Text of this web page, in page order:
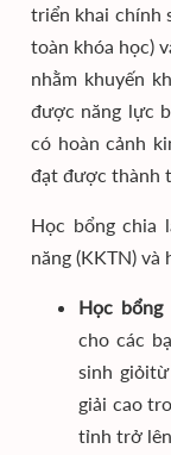
triển khai chính
toàn khóa học)
nhằm khuyến
được năng lực
có hoàn cảnh
đạt được thành
Học bổng chia
năng (KKTN) và
Học bổng
cho các
sinh
giải cao
tỉnh trở